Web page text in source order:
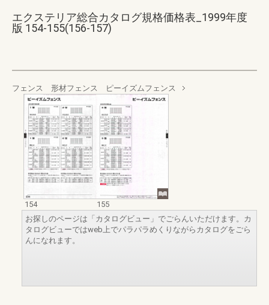
エクステリア総合カタログ規格価格表_1999年度
版 154-155(156-157)
フェンス 形材フェンス ピーイズムフェンス
154
155
お探しのページは「カタログビュー」でごらんいただけます。カ
タログビューではweb上でパラパラめくりながらカタログをごら
んになれます。